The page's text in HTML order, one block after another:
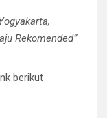
Rekomended”
berikut